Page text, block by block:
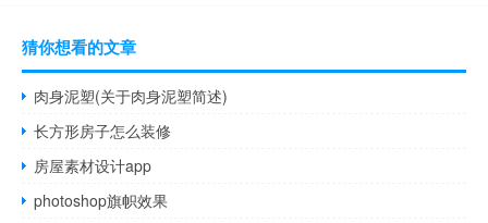
猜你想看的文章
肉身泥塑(关于肉身泥塑简述)
长方形房子怎么装修
房屋素材设计app
photoshop旗帜效果